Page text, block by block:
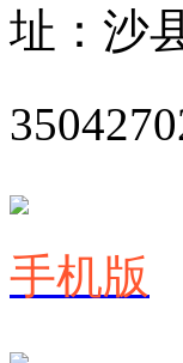
址：沙
手机版